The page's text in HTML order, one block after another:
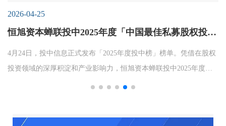
2026-04-25
恒旭资本蝉联投中2025年度「中国最佳私募股权投资
4月24日，投中信息正式发布「2025年度投中榜」榜单。凭借在股权
投资领域的深厚积淀和产业影响力，恒旭资本蝉联投中2025年度
「中国最佳私募股权投资机构TOP30」、「中国最佳中资私募股权